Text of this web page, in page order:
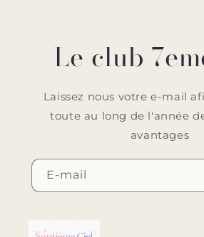
Le club
Laissez nous votre e-mail
toute au long de l'année
avantages
E-mail